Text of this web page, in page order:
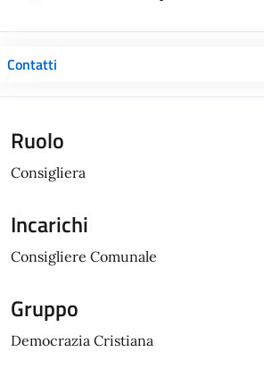
Contatti
Ruolo
Consigliera
Incarichi
Consigliere Comunale
Gruppo
Democrazia Cristiana